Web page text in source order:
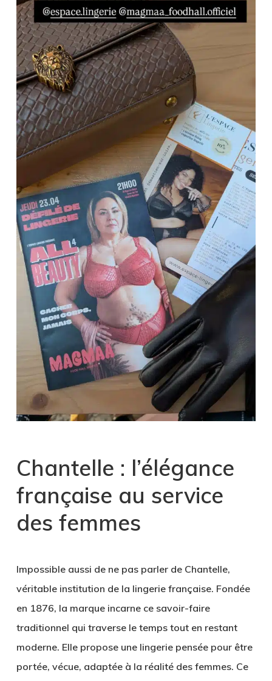
Chantelle : l’élégance
française au service
des femmes
Impossible aussi de ne pas parler de Chantelle,
véritable institution de la lingerie française. Fondée
en 1876, la marque incarne ce savoir-faire
traditionnel qui traverse le temps tout en restant
moderne. Elle propose une lingerie pensée pour être
portée, vécue, adaptée à la réalité des femmes. Ce